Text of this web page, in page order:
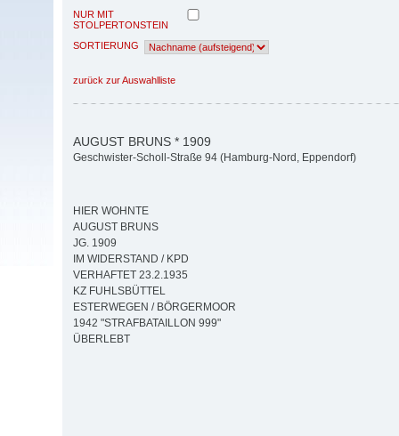
NUR MIT
STOLPERTONSTEIN
SORTIERUNG
zurück zur Auswahlliste
AUGUST BRUNS * 1909
Geschwister-Scholl-Straße 94 (Hamburg-Nord, Eppendorf)
HIER WOHNTE
AUGUST BRUNS
JG. 1909
IM WIDERSTAND / KPD
VERHAFTET 23.2.1935
KZ FUHLSBÜTTEL
ESTERWEGEN / BÖRGERMOOR
1942 "STRAFBATAILLON 999"
ÜBERLEBT